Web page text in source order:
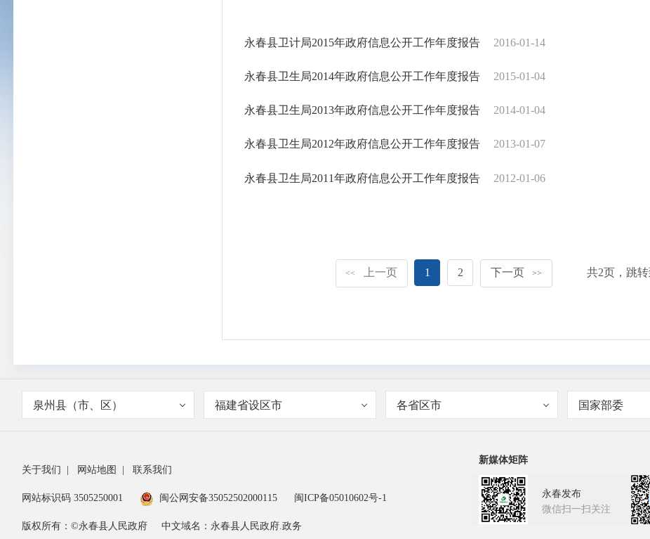
永春县卫计局2015年政府信息公开工作年度报告 2016-01-14
永春县卫生局2014年政府信息公开工作年度报告 2015-01-04
永春县卫生局2013年政府信息公开工作年度报告 2014-01-04
永春县卫生局2012年政府信息公开工作年度报告 2013-01-07
永春县卫生局2011年政府信息公开工作年度报告 2012-01-06
<< 上一页 1 2 下一页 >> 共2页，跳
泉州县（市、区） 福建省设区市 各省区市 国家部委
关于我们 网站地图 联系我们
网站标识码 3505250001 闽公网安备35052502000115 闽ICP备05010602号-1
版权所有：©永春县人民政府 中文域名：永春县人民政府.政务
新媒体矩阵
永春发布
微信扫一扫关注